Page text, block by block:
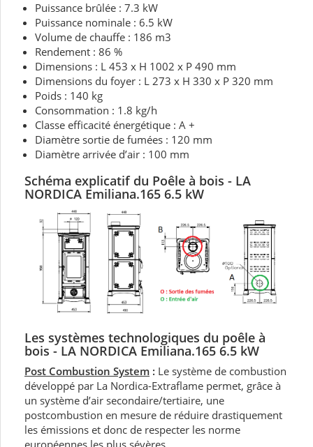
Puissance brûlée : 7.3 kW
Puissance nominale : 6.5 kW
Volume de chauffe : 186 m3
Rendement : 86 %
Dimensions : L 453 x H 1002 x P 490 mm
Dimensions du foyer : L 273 x H 330 x P 320 mm
Poids : 140 kg
Consommation : 1.8 kg/h
Classe efficacité énergétique : A +
Diamètre sortie de fumées : 120 mm
Diamètre arrivée d’air : 100 mm
Schéma explicatif du Poêle à bois - LA
NORDICA Emiliana.165 6.5 kW
Les systèmes technologiques du poêle à
bois - LA NORDICA Emiliana.165 6.5 kW
Post Combustion System : Le système de combustion
développé par La Nordica-Extraflame permet, grâce à
un système d’air secondaire/tertiaire, une
postcombustion en mesure de réduire drastiquement
les émissions et donc de respecter les norme
européennes les plus sévères.